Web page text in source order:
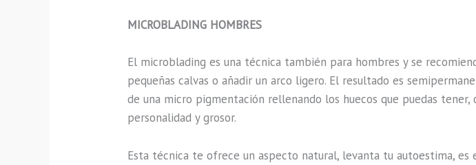
MICROBLADING HOMBRES
El microbladinges una técnica también para hombres y se
pequeñas calvas o añadir un arco ligero. El resultado es
de una micro pigmentación rellenando los huecos que puedas
personalidad y grosor.
Esta técnica te ofrece un aspecto natural, levanta tu autoestima,